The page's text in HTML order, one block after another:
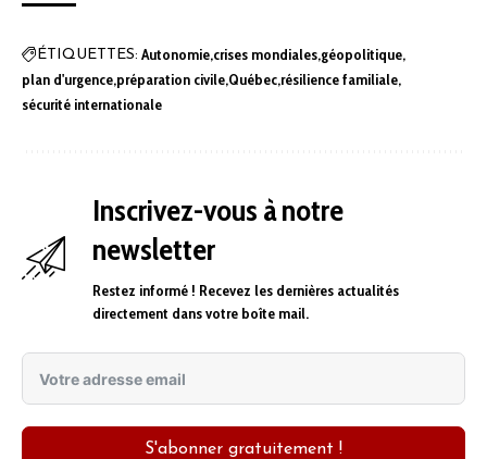
ÉTIQUETTES: Autonomie crises mondiales géopolitique
plan d'urgence préparation civile Québec résilience familiale
sécurité internationale
Inscrivez-vous à notre
newsletter
Restez informé ! Recevez les dernières actualités
directement dans votre boîte mail.
S'abonner gratuitement !